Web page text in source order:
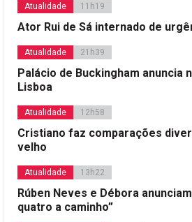
Atualidade 11h19
Ator Rui de Sá internado de
Atualidade 21h39
Palácio de Buckingham anuncia
Lisboa
Atualidade 12h58
Cristiano faz comparações
velho
Atualidade 13h22
Rúben Neves e Débora
quatro a caminho”